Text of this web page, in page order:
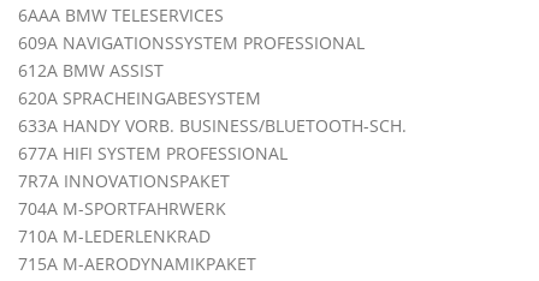
6AAA BMW TELESERVICES
609A NAVIGATIONSSYSTEM PROFESSIONAL
612A BMW ASSIST
620A SPRACHEINGABESYSTEM
633A HANDY VORB. BUSINESS/BLUETOOTH-SCH.
677A HIFI SYSTEM PROFESSIONAL
7R7A INNOVATIONSPAKET
704A M-SPORTFAHRWERK
710A M-LEDERLENKRAD
715A M-AERODYNAMIKPAKET